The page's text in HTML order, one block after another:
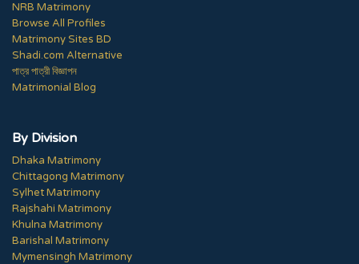
NRB Matrimony
Browse All Profiles
Matrimony Sites BD
Shadi.com Alternative
পাত্র পাত্রী বিজ্ঞাপন
Matrimonial Blog
By Division
Dhaka Matrimony
Chittagong Matrimony
Sylhet Matrimony
Rajshahi Matrimony
Khulna Matrimony
Barishal Matrimony
Mymensingh Matrimony